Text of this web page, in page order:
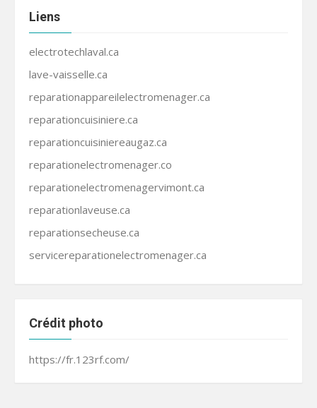
Liens
electrotechlaval.ca
lave-vaisselle.ca
reparationappareilelectromenager.ca
reparationcuisiniere.ca
reparationcuisiniereaugaz.ca
reparationelectromenager.co
reparationelectromenagervimont.ca
reparationlaveuse.ca
reparationsecheuse.ca
servicereparationelectromenager.ca
Crédit photo
https://fr.123rf.com/